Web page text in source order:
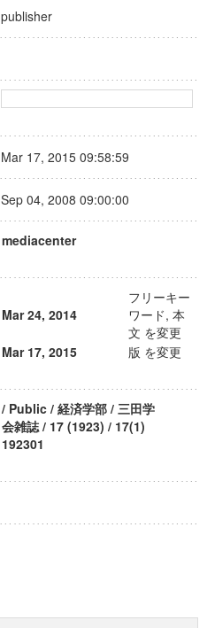
publisher
Mar 17, 2015 09:58:59
Sep 04, 2008 09:00:00
mediacenter
Mar 24, 2014
フリーキー
ワード, 本
文 を変更
Mar 17, 2015
版 を変更
/ Public / 経済学部 / 三田学
会雑誌 / 17 (1923) / 17(1)
192301